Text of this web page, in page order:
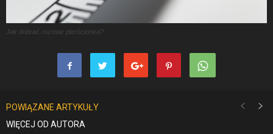
Jak dobrać rozmiar pierścionka?
POWIĄZANE ARTYKUŁY
WIĘCEJ OD AUTORA